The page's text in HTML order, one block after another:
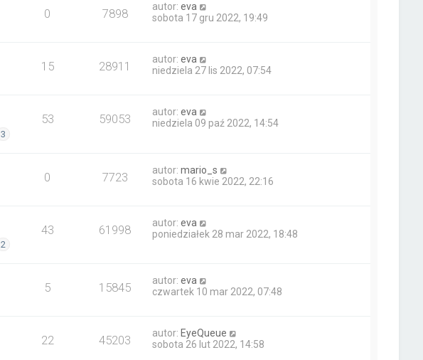
0 7898 autor:eva
sobota 17 gru 2022, 19:49
15 28911 autor:eva
niedziela 27 lis 2022, 07:54
3
53 59053 autor:eva
niedziela 09 paź 2022, 14:54
0 7723 autor:mario_s
sobota 16 kwie 2022, 22:16
2
43 61998 autor:eva
poniedziałek 28 mar 2022, 18:48
5 15845 autor:eva
czwartek 10 mar 2022, 07:48
22 45203 autor: EyeQueue
sobota 26 lut 2022, 14:58